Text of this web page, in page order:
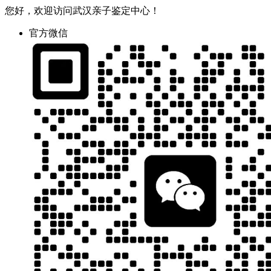
您好，欢迎访问武汉亲子鉴定中心！
官方微信